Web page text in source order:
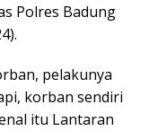
Polres Badung
pelakunya
korban sendiri
itu Lantaran